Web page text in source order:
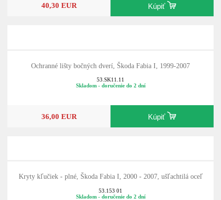
40,30 EUR Kúpiť
Ochranné lišty bočných dverí, Škoda Fabia I, 1999-2007
53.SK11.11
Skladom - doručenie do 2 dní
36,00 EUR Kúpiť
Kryty kľučiek - plné, Škoda Fabia I, 2000 - 2007, ušľachtilá oceľ
53.153 01
Skladom - doručenie do 2 dní